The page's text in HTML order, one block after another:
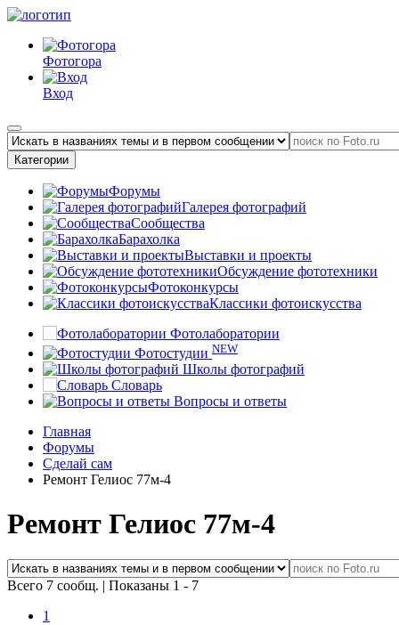
Фотогора
Вход
Категории
Форумы
Галерея фотографий
Сообщества
Барахолка
Выставки и проекты
Обсуждение фототехники
Фотоконкурсы
Классики фотоискусства
Фотолаборатории
Фотостудии NEW
Школы фотографий
Словарь
Вопросы и ответы
Главная
Форумы
Сделай сам
Ремонт Гелиос 77м-4
Ремонт Гелиос 77м-4
Всего 7 сообщ. | Показаны 1 - 7
1